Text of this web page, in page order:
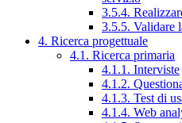
3.5.4.
3.5.5. Validare
4. Ricerca progettuale
4.1. Ricerca primaria
4.1.1. Interviste
4.1.2.
4.1.3. Test di
4.1.4. Web